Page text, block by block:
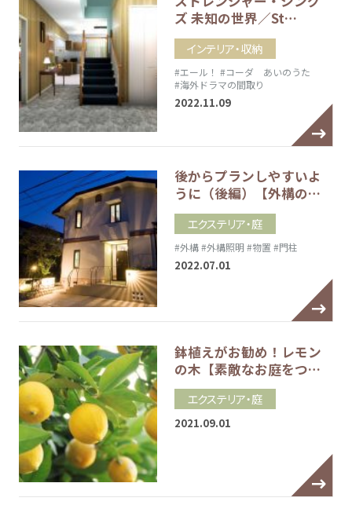
ズ 未知の世界／St…
インテリア・収納
#エール！ #コーダ あいのうた
#海外ドラマの間取り
2022.11.09
後からプランしやすいよ
うに（後編）【外構の…
エクステリア・庭
#外構#外構照明 #物置 #門柱
2022.07.01
鉢植えがお勧め！レモン
の木【素敵なお庭をつ…
エクステリア・庭
2021.09.01